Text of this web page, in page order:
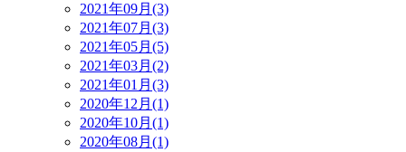
2021年09月(3)
2021年07月(3)
2021年05月(5)
2021年03月(2)
2021年01月(3)
2020年12月(1)
2020年10月(1)
2020年08月(1)